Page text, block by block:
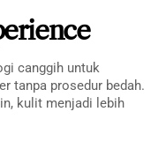
canggih untuk
tanpa prosedur bedah.
kulit menjadi lebih